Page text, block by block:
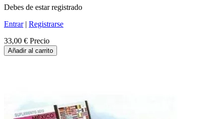
Debes de estar registrado
Entrar| Registrarse
33,00 € Precio
Añadir al carrito